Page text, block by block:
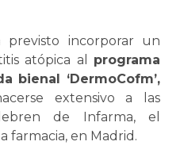
previsto incorporar un
atópica al programa
bienal ‘DermoCofm’,
extensivo a las
de Infarma, el
farmacia, en Madrid.